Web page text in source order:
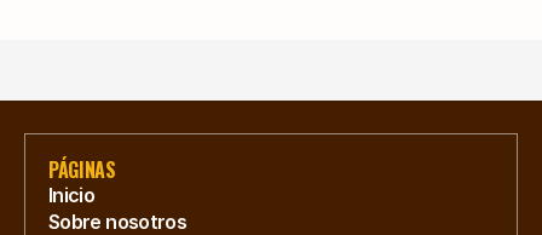
PÁGINAS
Inicio
Sobre nosotros